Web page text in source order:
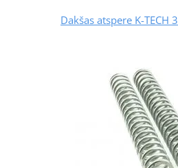
Dakšas atspere K-TECH